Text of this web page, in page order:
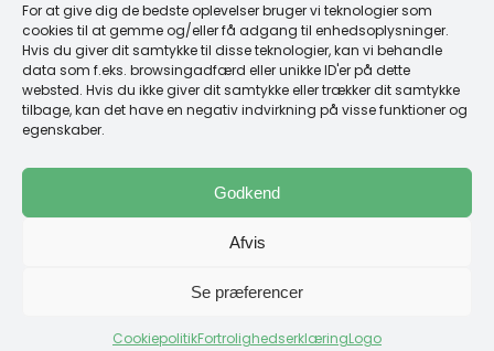
For at give dig de bedste oplevelser bruger vi teknologier som
cookies til at gemme og/eller få adgang til enhedsoplysninger.
Hvis du giver dit samtykke til disse teknologier, kan vi behandle
data som f.eks. browsingadfærd eller unikke ID'er på dette
websted. Hvis du ikke giver dit samtykke eller trækker dit samtykke
tilbage, kan det have en negativ indvirkning på visse funktioner og
egenskaber.
Godkend
Afvis
Se præferencer
CookiepolitikFortrolighedserklæringLogo
Links
Spørgsmål & Svar
Tråd
Design selv guide
Konto
Log ind
Copyright 1987 -2026 Camée Broderi | Web by GoGrafix